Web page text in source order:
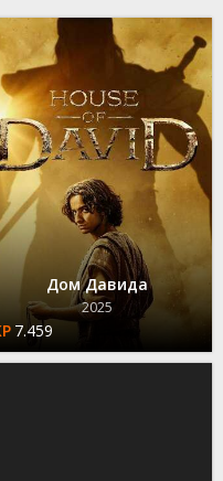
Дом Давида
2025
7.459